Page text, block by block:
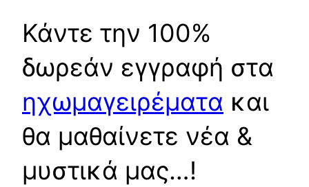
Κάντε την 100%
δωρεάν εγγραφή στα
ηχωμαγειρέματα και
θα μαθαίνετε νέα &
μυστικά μας…!